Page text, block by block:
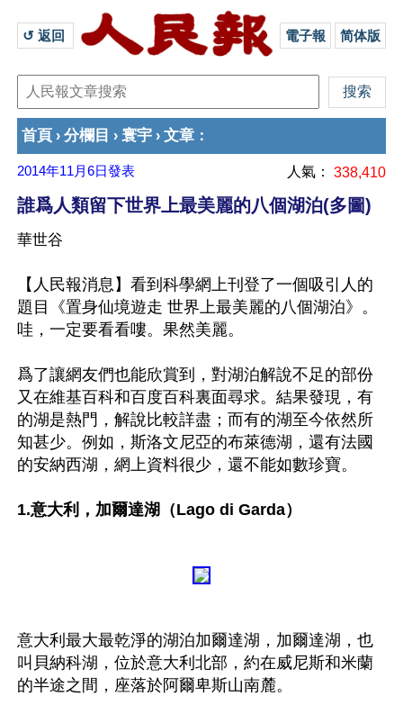
↺ 返回 電子報 简体版
首頁 › 分欄目 › 寰宇 › 文章 ：
2014年11月6日發表 人氣： 338,410
誰爲人類留下世界上最美麗的八個湖泊(多圖)
華世谷
【人民報消息】看到科學網上刊登了一個吸引人的
題目《置身仙境遊走 世界上最美麗的八個湖泊》。
哇，一定要看看嘍。果然美麗。
爲了讓網友們也能欣賞到，對湖泊解說不足的部份
又在維基百科和百度百科裏面尋求。結果發現，有
的湖是熱門，解說比較詳盡；而有的湖至今依然所
知甚少。例如，斯洛文尼亞的布萊德湖，還有法國
的安納西湖，網上資料很少，還不能如數珍寶。
1.意大利，加爾達湖（Lago di Garda）
意大利最大最乾淨的湖泊加爾達湖，加爾達湖，也
叫貝納科湖，位於意大利北部，約在威尼斯和米蘭
的半途之間，座落於阿爾卑斯山南麓。